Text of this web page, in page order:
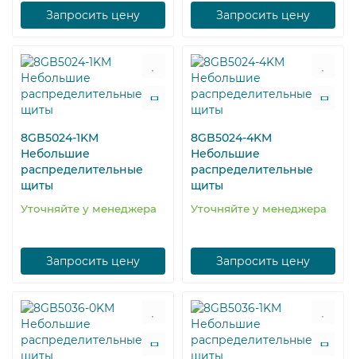
Запросить цену Запросить цену
8GB5024-1KM
Небольшие
распределительные
щиты
Уточняйте у менеджера
Запросить цену
8GB5024-4KM
Небольшие
распределительные
щиты
Уточняйте у менеджера
Запросить цену